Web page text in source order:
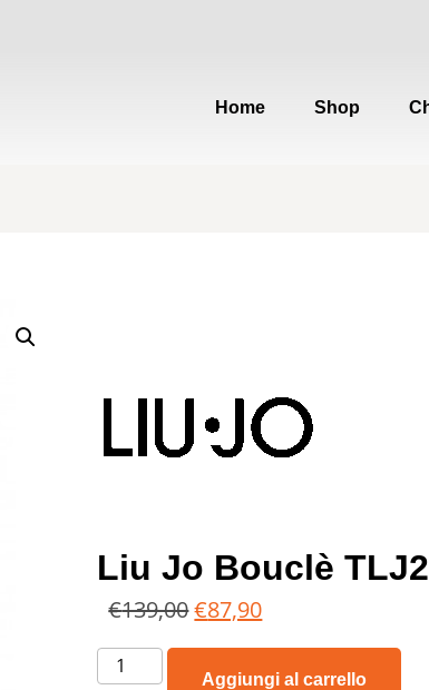
Home Shop
Liu Jo Bouclè
€139,00€87,90
Aggiungi al carrello